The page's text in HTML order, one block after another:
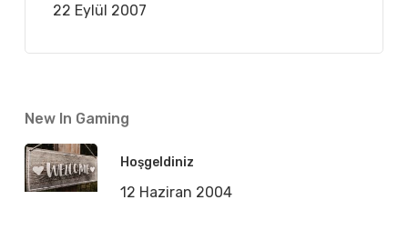
22 Eylül 2007
New In Gaming
Hoşgeldiniz
12 Haziran 2004